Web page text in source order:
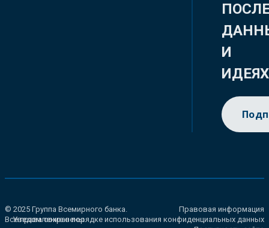
И
ИДЕЯХ
© 2025 Группа Всемирного банка.
Все права сохранены.
Правовая информация
Уведомление о порядке использования конфиденциальных данных